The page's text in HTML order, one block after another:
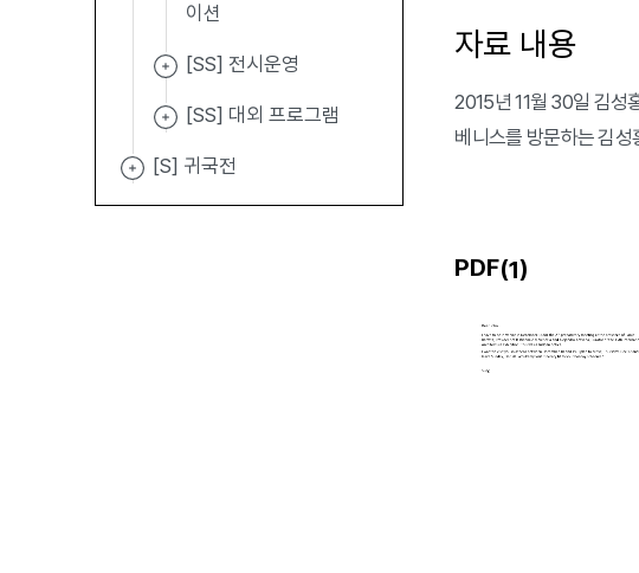
이션
[SS] 전시운영
[SS] 대외 프로그램
[S] 귀국전
자료 내용
2015년 11월 30일 김성
베니스를 방문하는 김
PDF(1)